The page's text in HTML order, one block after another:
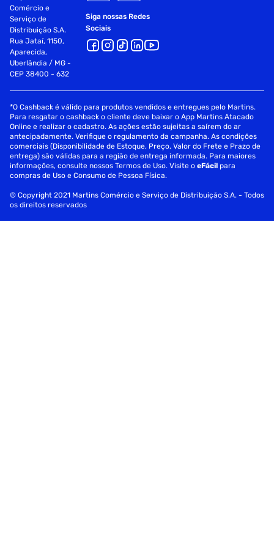
Comércio e
Serviço de
Distribuição S.A.
Rua Jataí, 1150,
Aparecida,
Uberlândia / MG -
CEP 38400 - 632
Siga nossas Redes
Sociais
*O Cashback é válido para produtos vendidos e entregues pelo Martins.
Para resgatar o cashback o cliente deve baixar o App Martins Atacado
Online e realizar o cadastro. As ações estão sujeitas a saírem do ar
antecipadamente. Verifique o regulamento da campanha. As condições
comerciais (Disponibilidade de Estoque, Preço, Valor do Frete e Prazo de
entrega) são válidas para a região de entrega informada. Para maiores
informações, consulte nossos Termos de Uso. Visite oeFácil para
compras de Uso e Consumo de Pessoa Física.
© Copyright 2021 Martins Comércio e Serviço de Distribuição S.A. - Todos
os direitos reservados